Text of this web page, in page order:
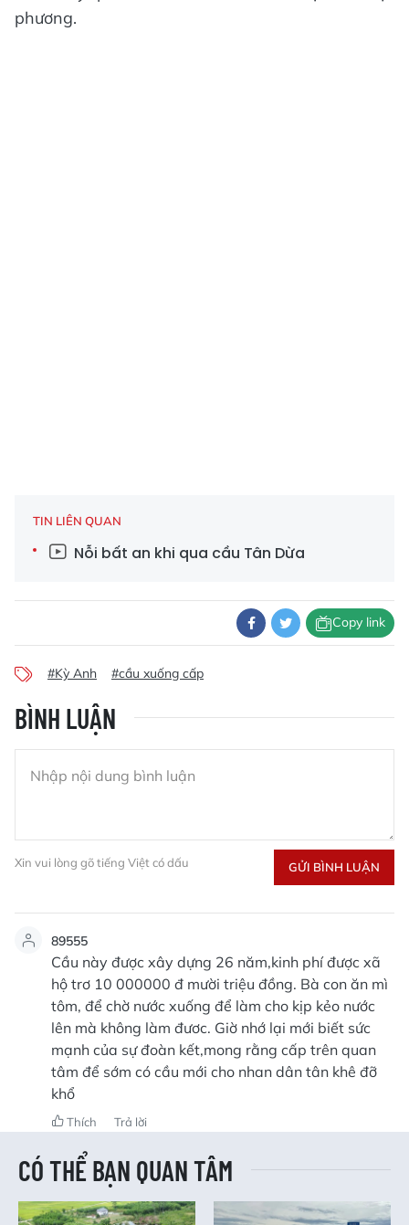
phương.
TIN LIÊN QUAN
Nỗi bất an khi qua cầu Tân Dừa
Copy link
#Kỳ Anh #cầu xuống cấp
BÌNH LUẬN
Xin vui lòng gõ tiếng Việt có dấu GỬI BÌNH LUẬN
89555
Cầu này được xây dựng 26 năm,kinh phí được xã
hộ trơ 10 000000 đ mười triệu đồng. Bà con ăn mì
tôm, để chờ nước xuống để làm cho kịp kẻo nước
lên mà không làm đươc. Giờ nhớ lại mới biết sức
mạnh của sự đoàn kết,mong rằng cấp trên quan
tâm để sớm có cầu mới cho nhan dân tân khê đỡ
khổ
Thích Trả lời
CÓ THỂ BẠN QUAN TÂM